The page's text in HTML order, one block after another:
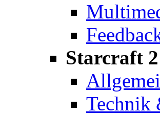
Starcraft 2
Technik